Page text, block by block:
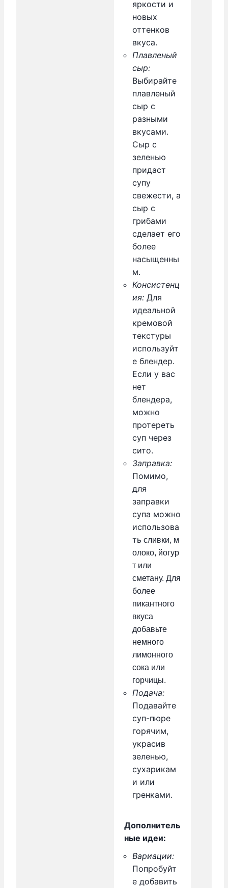
яркости и
новых
оттенков
вкуса.
Плавленый
сыр:
Выбирайте
плавленый
сыр с
разными
вкусами.
Сыр с
зеленью
придаст
супу
свежести, а
сыр с
грибами
сделает его
более
насыщенны
м.
Консистенц
ия: Для
идеальной
кремовой
текстуры
используйт
е блендер.
Если у вас
нет
блендера,
можно
протереть
суп через
сито.
Заправка:
Помимо,
для
заправки
супа можно
использова
ть сливки, м
олоко, йогур
т или
сметану. Для
более
пикантного
вкуса
добавьте
немного
лимонного
сока или
горчицы.
Подача:
Подавайте
суп-пюре
горячим,
украсив
зеленью,
сухарикам
и или
гренками.
Дополнитель
ные идеи:
Вариации:
Попробуйт
е добавить